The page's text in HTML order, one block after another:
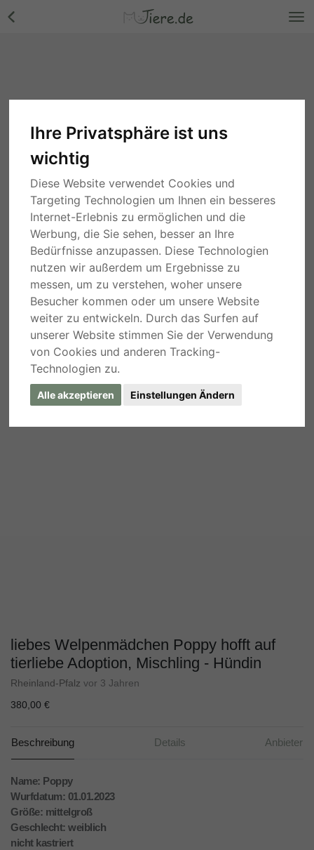
Ihre Privatsphäre ist uns
wichtig
Diese Website verwendet Cookies und
Targeting Technologien um Ihnen ein besseres
Internet-Erlebnis zu ermöglichen und die
Werbung, die Sie sehen, besser an Ihre
Bedürfnisse anzupassen. Diese Technologien
nutzen wir außerdem um Ergebnisse zu
messen, um zu verstehen, woher unsere
Besucher kommen oder um unsere Website
weiter zu entwickeln. Durch das Surfen auf
unserer Website stimmen Sie der Verwendung
von Cookies und anderen Tracking-
Technologien zu.
Alle akzeptieren Einstellungen Ändern
liebes Welpenmädchen Poppy hofft auf
tierliebe Adoption, Mischling - Hündin
Rheinland-Pfalz vor 3 Jahren
380,00 €
Beschreibung Details Anbieter
Name: Poppy
Wurfdatum: 01.01.2023
Größe: mittelgroß
Geschlecht: weiblich
nicht kastriert